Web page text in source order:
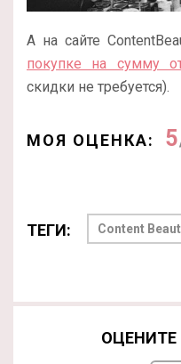
А на сайте
покупке на сумму
скидки не требуется).
МОЯ ОЦЕНКА: 5
ТЕГИ: Content
ОЦЕНИТЕ